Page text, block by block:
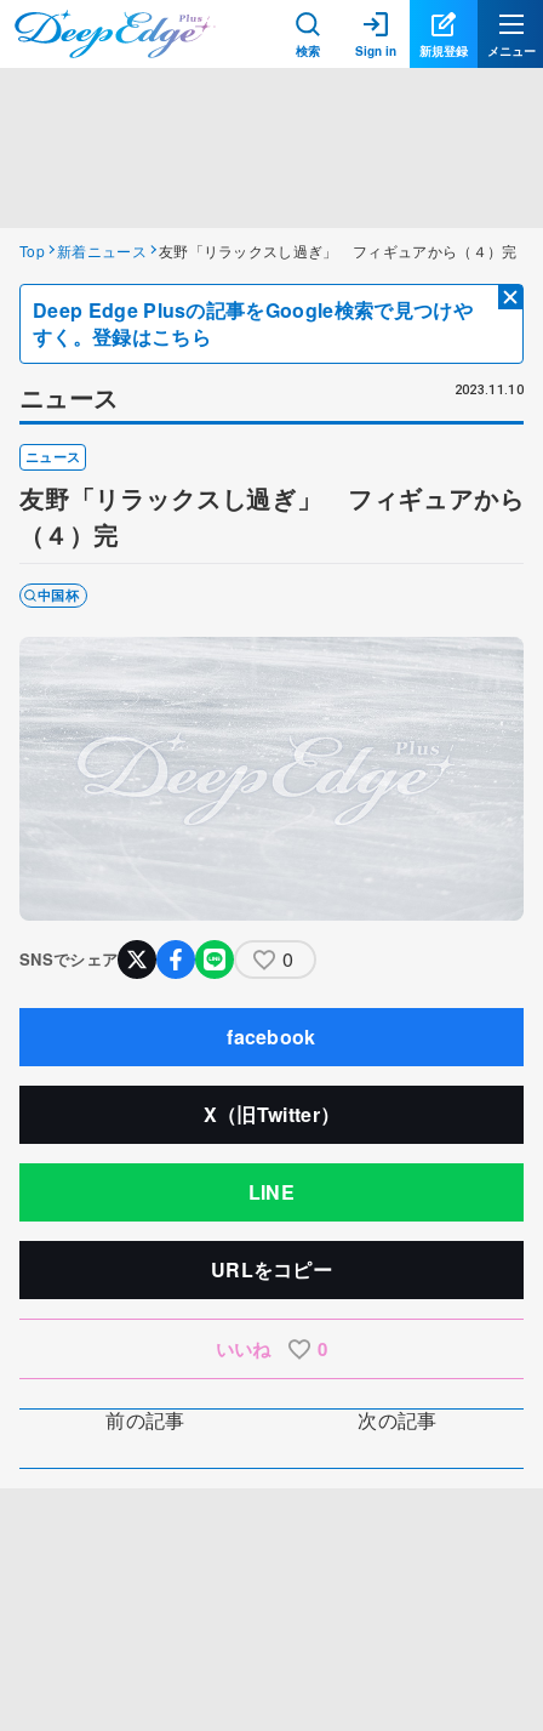
検索 Sign in 新規登録 メニュー
Top 新着ニュース 友野「リラックスし過ぎ」 フィギュアから（４）完
Deep Edge Plusの記事をGoogle検索で見つけや
すく。登録はこちら
ニュース 2023.11.10
ニュース
友野「リラックスし過ぎ」 フィギュアから
（４）完
中国杯
SNSでシェア 0
facebook
X（旧Twitter）
LINE
URLをコピー
いいね 0
前の記事 次の記事